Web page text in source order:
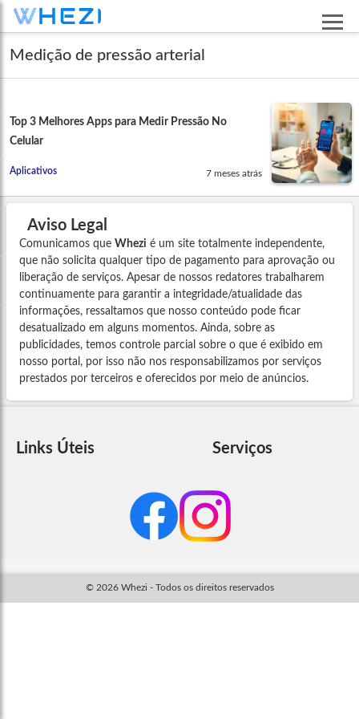
Medição de pressão arterial
Top 3 Melhores Apps para Medir Pressão No
Celular
Aplicativos 7 meses atrás
Aviso Legal
Comunicamos que Whezi é um site totalmente independente,
que não solicita qualquer tipo de pagamento para aprovação ou
liberação de serviços. Apesar de nossos redatores trabalharem
continuamente para garantir a integridade/atualidade das
informações, ressaltamos que nosso conteúdo pode ficar
desatualizado em alguns momentos. Ainda, sobre as
publicidades, temos controle parcial sobre o que é exibido em
nosso portal, por isso não nos responsabilizamos por serviços
prestados por terceiros e oferecidos por meio de anúncios.
Links Úteis Serviços
© 2026 Whezi - Todos os direitos reservados